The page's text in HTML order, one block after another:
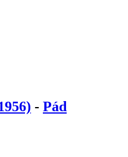
- Pád